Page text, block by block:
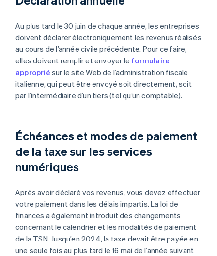
Au plus tard le 30 juin de chaque année, les entreprises
doivent déclarer électroniquement les revenus réalisés
au cours de l’année civile précédente. Pour ce faire,
elles doivent remplir et envoyer le formulaire
approprié sur le site Web de l’administration fiscale
italienne, qui peut être envoyé soit directement, soit
par l’intermédiaire d’un tiers (tel qu’un comptable).
Échéances et modes de paiement
de la taxe sur les services
numériques
Après avoir déclaré vos revenus, vous devez effectuer
votre paiement dans les délais impartis. La loi de
finances a également introduit des changements
concernant le calendrier et les modalités de paiement
de la TSN. Jusqu’en 2024, la taxe devait être payée en
une seule fois au plus tard le 16 mai de l’année suivant